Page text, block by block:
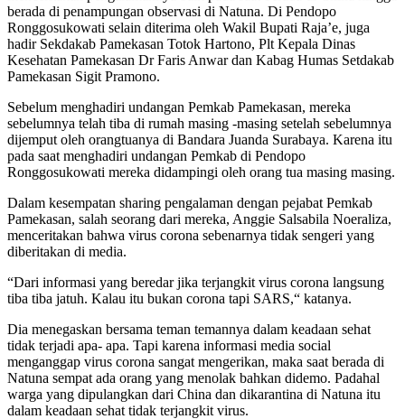
berada di penampungan observasi di Natuna. Di Pendopo
Ronggosukowati selain diterima oleh Wakil Bupati Raja’e, juga
hadir Sekdakab Pamekasan Totok Hartono, Plt Kepala Dinas
Kesehatan Pamekasan Dr Faris Anwar dan Kabag Humas Setdakab
Pamekasan Sigit Pramono.
Sebelum menghadiri undangan Pemkab Pamekasan, mereka
sebelumnya telah tiba di rumah masing -masing setelah sebelumnya
dijemput oleh orangtuanya di Bandara Juanda Surabaya. Karena itu
pada saat menghadiri undangan Pemkab di Pendopo
Ronggosukowati mereka didampingi oleh orang tua masing masing.
Dalam kesempatan sharing pengalaman dengan pejabat Pemkab
Pamekasan, salah seorang dari mereka, Anggie Salsabila Noeraliza,
menceritakan bahwa virus corona sebenarnya tidak sengeri yang
diberitakan di media.
“Dari informasi yang beredar jika terjangkit virus corona langsung
tiba tiba jatuh. Kalau itu bukan corona tapi SARS,“ katanya.
Dia menegaskan bersama teman temannya dalam keadaan sehat
tidak terjadi apa- apa. Tapi karena informasi media social
menganggap virus corona sangat mengerikan, maka saat berada di
Natuna sempat ada orang yang menolak bahkan didemo. Padahal
warga yang dipulangkan dari China dan dikarantina di Natuna itu
dalam keadaan sehat tidak terjangkit virus.